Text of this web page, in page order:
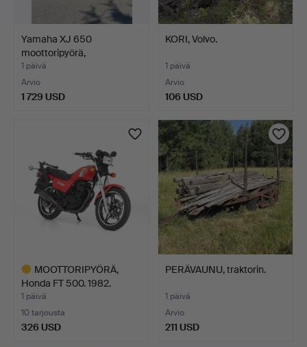
Yamaha XJ 650
moottoripyörä,
käyttöönotto …
1 päivä
Arvio
1 729 USD
KORI, Volvo.
1 päivä
Arvio
106 USD
MOOTTORIPYÖRÄ,
Honda FT 500. 1982.
1 päivä
10 tarjousta
326 USD
PERÄVAUNU, traktorin.
1 päivä
Arvio
211 USD